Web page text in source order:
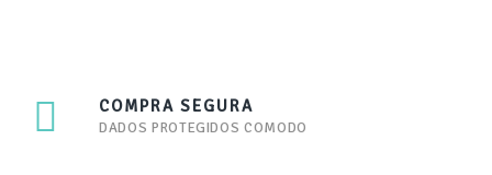
COMPRA SEGURA
DADOS PROTEGIDOS COMODO